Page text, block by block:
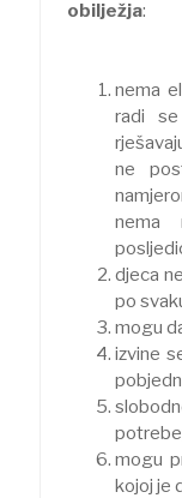
obilježja:
nema
radi
ne
nema
djeca
po
mogu
izvine
mogu
kojoj je